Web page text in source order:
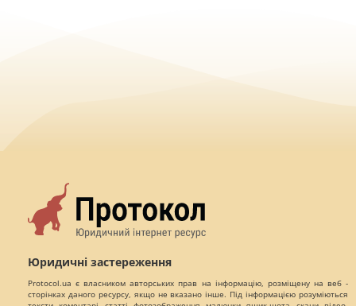
Юридичні застереження
Protocol.ua є власником авторських прав на інформацію, розміщену на веб -
сторінках даного ресурсу, якщо не вказано інше. Під інформацією розуміються